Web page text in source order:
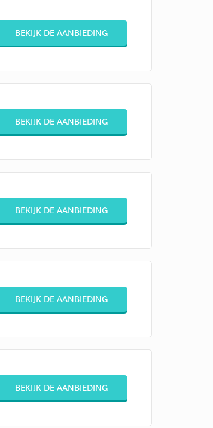
BEKIJK DE AANBIEDING
BEKIJK DE AANBIEDING
BEKIJK DE AANBIEDING
BEKIJK DE AANBIEDING
BEKIJK DE AANBIEDING